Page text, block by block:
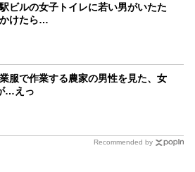
駅ビルの女子トイレに若い男がいたた
けたら…
服で作業する農家の男性を見た、女
…えっ
Recommended by